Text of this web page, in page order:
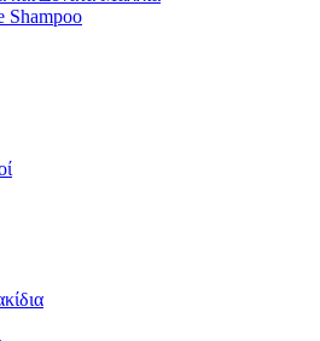
Shampoo